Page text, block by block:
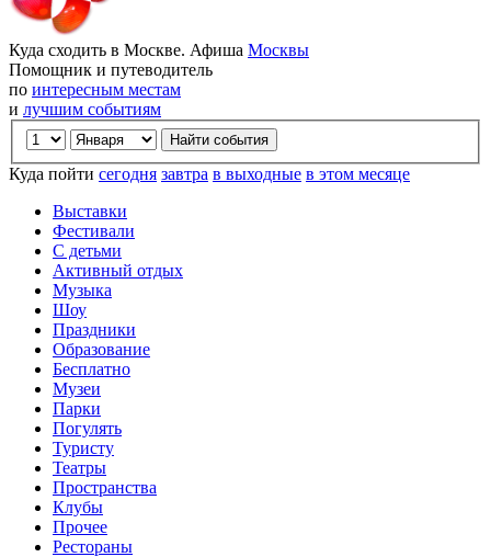
Куда сходить в Москве. Афиша Москвы
Помощник и путеводитель
по интересным местам
и лучшим событиям
Куда пойти сегодня завтра в выходные в этом месяце
Выставки
Фестивали
С детьми
Активный отдых
Музыка
Шоу
Праздники
Образование
Бесплатно
Музеи
Парки
Погулять
Туристу
Театры
Пространства
Клубы
Прочее
Рестораны